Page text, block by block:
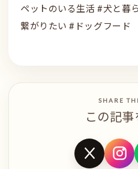
ペットのいる生活 #犬と暮
繋がりたい #ドッグフード
SHARE
この記
X